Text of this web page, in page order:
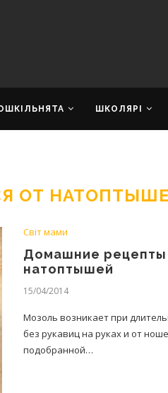
ШКОЛЯРІ
ОТ
Світ мами
Домашние рецепты
натоптышей
15/04/2014
Мозоль возникает при
без рукавиц на руках и от
подобранной…